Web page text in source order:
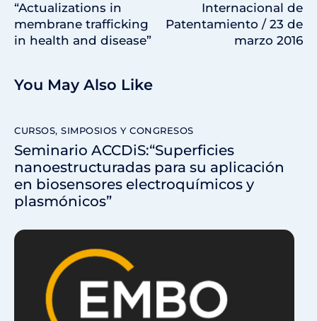
“Actualizations in
membrane trafficking
in health and disease”
Internacional de
Patentamiento / 23 de
marzo 2016
You May Also Like
CURSOS, SIMPOSIOS Y CONGRESOS
Seminario ACCDiS:“Superficies
nanoestructuradas para su aplicación
en biosensores electroquímicos y
plasmónicos”